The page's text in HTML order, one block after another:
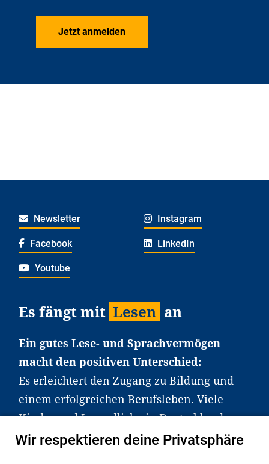
Jetzt anmelden
Newsletter Instagram
Facebook LinkedIn
Youtube
Es fängt mit Lesen an
Ein gutes Lese- und Sprachvermögen
macht den positiven Unterschied:
Es erleichtert den Zugang zu Bildung und
einem erfolgreichen Berufsleben. Viele
Kinder und Jugendliche in Deutschland
haben aber große Schwierigkeiten dabei.
Wir respektieren deine Privatsphäre